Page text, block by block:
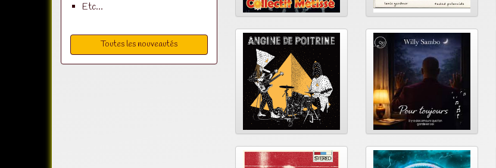
Etc...
Toutes les nouveautés